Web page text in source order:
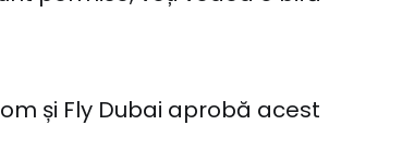
și Fly Dubai aprobă acest